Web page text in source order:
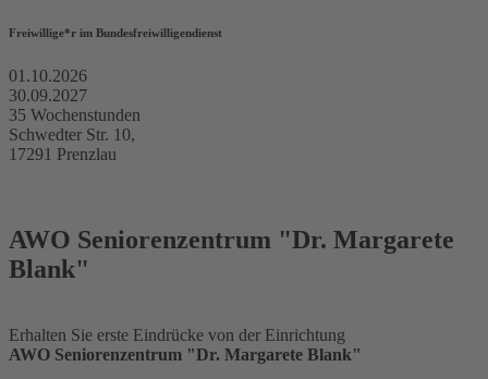
Freiwillige*r im Bundesfreiwilligendienst
01.10.2026
30.09.2027
35 Wochenstunden
Schwedter Str. 10,
17291 Prenzlau
AWO Seniorenzentrum "Dr. Margarete
Blank"
Erhalten Sie erste Eindrücke von der Einrichtung
AWO Seniorenzentrum "Dr. Margarete Blank"